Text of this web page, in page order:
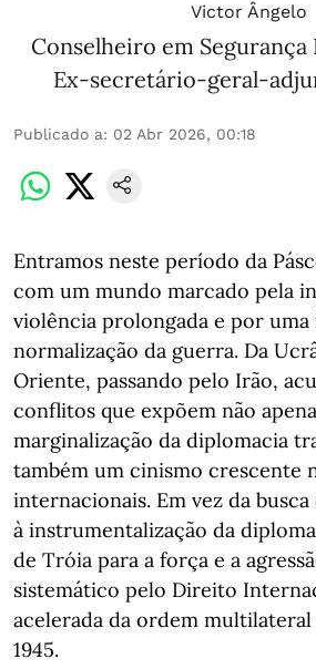
Victor Ângelo
Conselheiro em
Ex-secretário-geral-
Publicado a: 02 Abr 2026, 00:18
Entramos neste período da
com um mundo marcado pela
violência prolongada e por
normalização da guerra. Da
Oriente, passando pelo Irão,
conflitos que expõem não
marginalização da diplomacia
também um cinismo crescente
internacionais. Em vez da busca
à instrumentalização da
de Tróia para a força e a
sistemático pelo Direito
acelerada da ordem
1945.